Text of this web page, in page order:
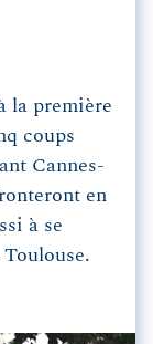
la première
coups
Cannes-
en
à se